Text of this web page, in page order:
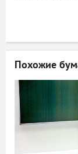
Похожие